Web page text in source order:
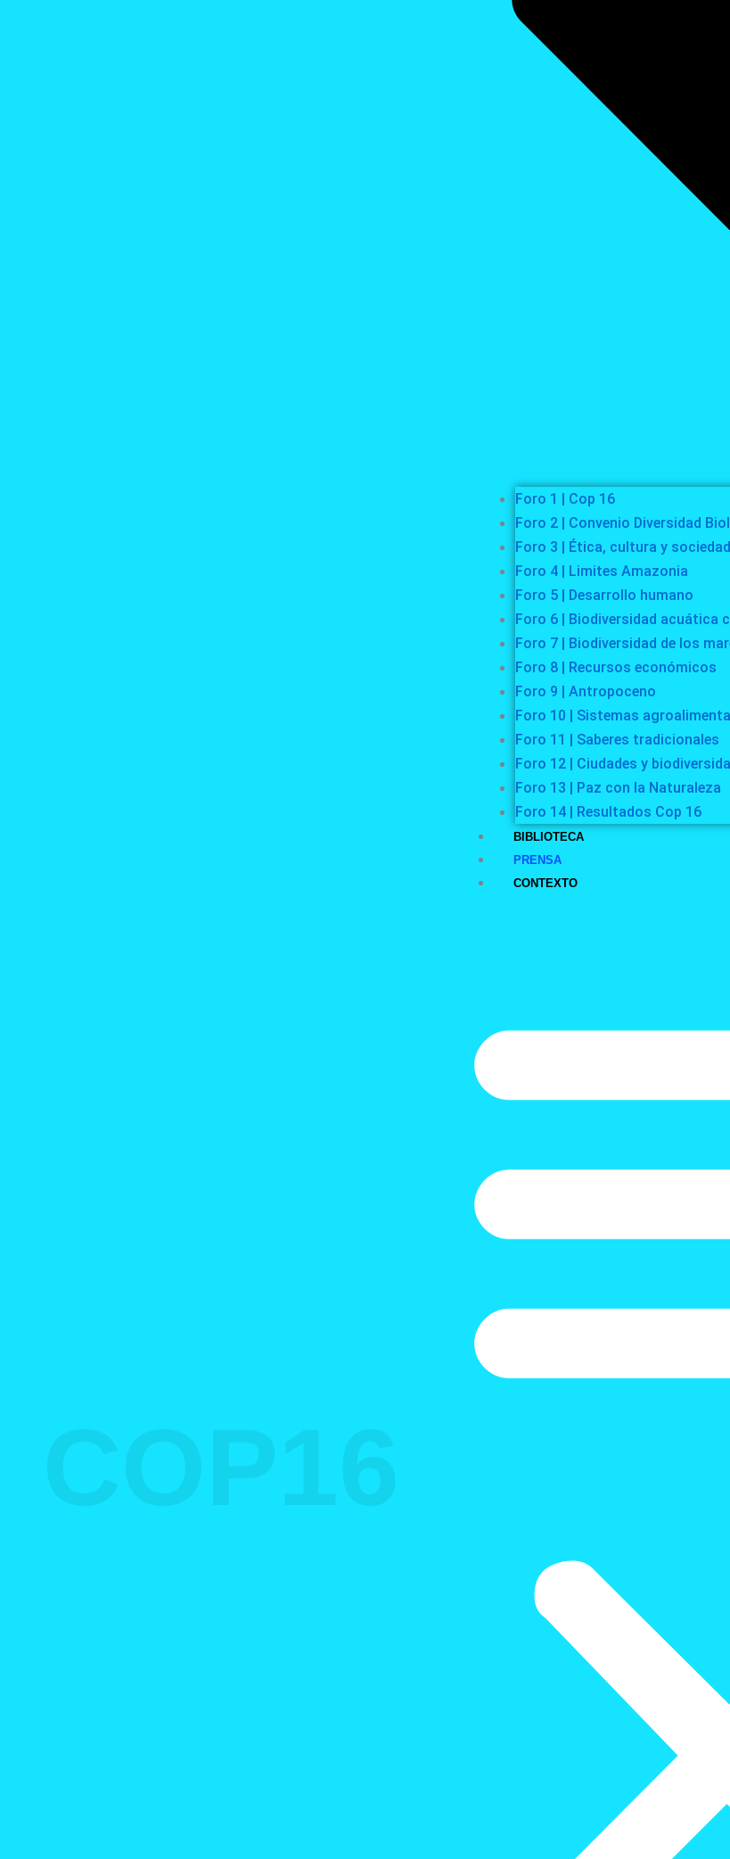
Foro 1 | Cop 16
Foro 2 | Convenio Diversidad
Foro 3 | Ética, cultura y sociedad
Foro 4 | Limites Amazonia
Foro 5 | Desarrollo humano
Foro 6 | Biodiversidad acuática
Foro 7 | Biodiversidad de los
Foro 8 | Recursos económicos
Foro 9 | Antropoceno
Foro 10 | Sistemas
Foro 11 | Saberes tradicionales
Foro 12 | Ciudades y
Foro 13 | Paz con la Naturaleza
Foro 14 | Resultados Cop 16
BIBLIOTECA
PRENSA
CONTEXTO